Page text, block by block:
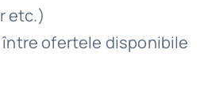
etc.)
ofertele disponibile